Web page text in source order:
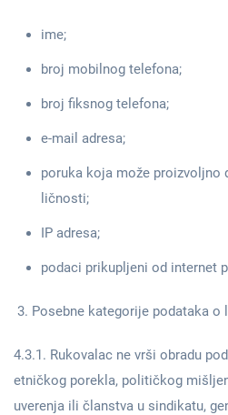
ime;
broj mobilnog telefona;
broj fiksnog telefona;
e-mail adresa;
poruka koja može proizvoljno
ličnosti;
IP adresa;
podaci prikupljeni od internet
Posebne kategorije podataka o
4.3.1. Rukovalac ne vrši obradu
etničkog porekla, političkog
uverenja ili članstva u sindikatu,